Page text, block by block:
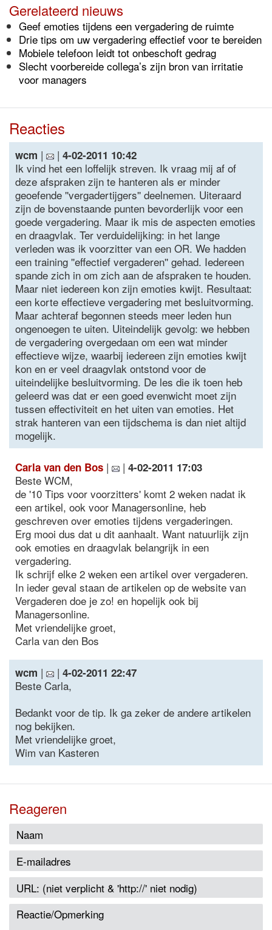
Gerelateerd nieuws
Geef emoties tijdens een vergadering de ruimte
Drie tips om uw vergadering effectief voor te bereiden
Mobiele telefoon leidt tot onbeschoft gedrag
Slecht voorbereide collega’s zijn bron van irritatie
voor managers
Reacties
wcm | | 4-02-2011 10:42
Ik vind het een loffelijk streven. Ik vraag mij af of
deze afspraken zijn te hanteren als er minder
geoefende ''vergadertijgers'' deelnemen. Uiteraard
zijn de bovenstaande punten bevorderlijk voor een
goede vergadering. Maar ik mis de aspecten emoties
en draagvlak. Ter verduidelijking: in het lange
verleden was ik voorzitter van een OR. We hadden
een training ''effectief vergaderen'' gehad. Iedereen
spande zich in om zich aan de afspraken te houden.
Maar niet iedereen kon zijn emoties kwijt. Resultaat:
een korte effectieve vergadering met besluitvorming.
Maar achteraf begonnen steeds meer leden hun
ongenoegen te uiten. Uiteindelijk gevolg: we hebben
de vergadering overgedaan om een wat minder
effectieve wijze, waarbij iedereen zijn emoties kwijt
kon en er veel draagvlak ontstond voor de
uiteindelijke besluitvorming. De les die ik toen heb
geleerd was dat er een goed evenwicht moet zijn
tussen effectiviteit en het uiten van emoties. Het
strak hanteren van een tijdschema is dan niet altijd
mogelijk.
Carla van den Bos | | 4-02-2011 17:03
Beste WCM,
de '10 Tips voor voorzitters' komt 2 weken nadat ik
een artikel, ook voor Managersonline, heb
geschreven over emoties tijdens vergaderingen.
Erg mooi dus dat u dit aanhaalt. Want natuurlijk zijn
ook emoties en draagvlak belangrijk in een
vergadering.
Ik schrijf elke 2 weken een artikel over vergaderen.
In ieder geval staan de artikelen op de website van
Vergaderen doe je zo! en hopelijk ook bij
Managersonline.
Met vriendelijke groet,
Carla van den Bos
wcm | | 4-02-2011 22:47
Beste Carla,
Bedankt voor de tip. Ik ga zeker de andere artikelen
nog bekijken.
Met vriendelijke groet,
Wim van Kasteren
Reageren